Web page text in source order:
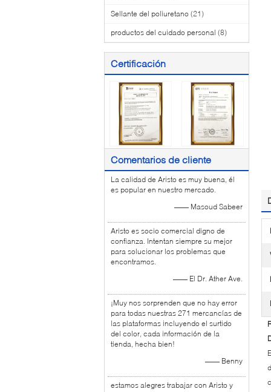
Sellante del poliuretano (21)
productos del cuidado personal (8)
Certificación
Comentarios de cliente
La calidad de Aristo es muy buena, él
es popular en nuestro mercado.
—— Masoud Sabeer
Aristo es socio comercial digno de
confianza. Intentan siempre su mejor
para solucionar los problemas que
encontramos.
—— El Dr. Ather Ave.
¡Muy nos sorprenden que no hay error
para todas nuestras 271 mercancías de
las plataformas incluyendo el surtido
del color, cada información de la
tienda, hecha bien!
—— Benny
estamos alegres trabajar con Aristo y